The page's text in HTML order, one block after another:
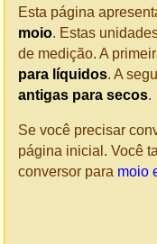
Esta página
moio. Estas
de medição. A
para líquidos. A
antigas para secos.
Se você precisar
página inicial. Você
conversor para moio